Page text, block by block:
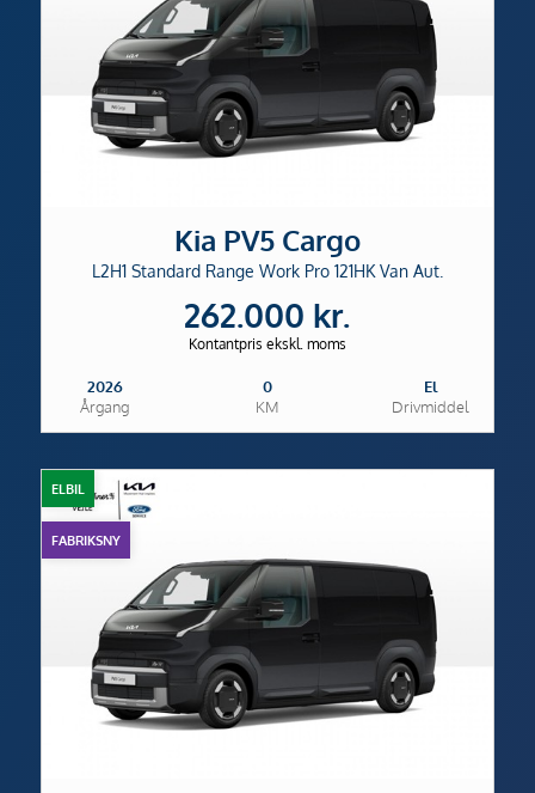
Kia PV5 Cargo
L2H1 Standard Range Work Pro 121HK Van Aut.
262.000 kr.
Kontantpris ekskl. moms
2026
Årgang
0
KM
El
Drivmiddel
ELBIL
FABRIKSNY